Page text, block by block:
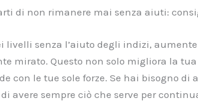
di non rimanere mai senza aiuti:
livelli senza l’aiuto degli indizi,
mirato. Questo non solo migliora la
con le tue sole forze. Se hai bisogno
avere sempre ciò che serve per